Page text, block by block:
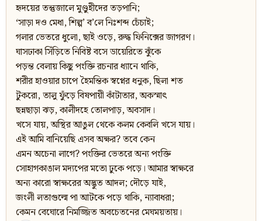
হৃদয়ের তন্তুজালে মুণ্ডুহীদের তড়পানি;
‘সাড়া দও মেধা, শিল্প’ ব’লে নিঃশব্দ চেঁচাই;
গলার ভেতরে ধুলো, ছাই ওড়ে, রুদ্ধ ফিনিক্সের জাগরণ।
ঘাসঢাকা সিঁড়িতে নিবিষ্ট বসে ডায়েরিতে ঝুঁকে
পড়ন্ত বেলায় কিছু পংক্তি রচনার ধ্যানে থাকি,
শরীর হাওয়ার চাপে হৈমন্তিক স্বপ্নের ধনুক, ছিলা শত
টুকরো, তালু ফুঁড়ে বিষপায়ী কাঁটাতার, অকস্মাৎ
ছন্নছাড়া ঝড়, কালীদহে তোলপাড়, অবসাদ।
খসে যায়, অস্থির আঙুল থেকে কলম কেবলি খসে যায়।
এই আমি বানিয়েছি এসব অক্ষর? তবে কেন
এমন অচেনা লাগে? পংক্তির ভেতরে অন্য পংক্তি
সোহাগকাঙাল মদ্যপের মতো ঢুকে পড়ে। আমার স্বাক্ষরে
অন্য কারো স্বাক্ষরের অদ্ভুত আদল; দৌড়ে যাই,
জংলী লতাগুল্মে পা আটকে পড়ে থাকি, ন্যাবাধরা;
কেমন বেঘোরে নিমজ্জিত অবচেতনের মেঘময়তায়।